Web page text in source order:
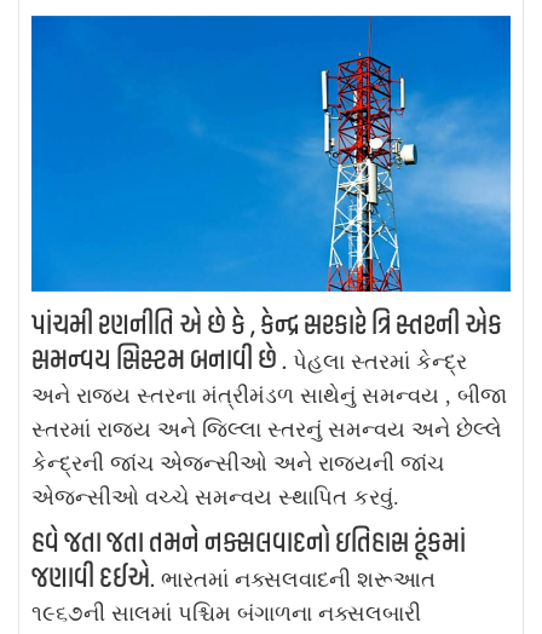
પાંચમી રણનીતિ એ છે કે , કેન્દ્ર સરકારે ત્રિ સ્તરની એક
સમન્વય સિસ્ટમ બનાવી છે . પેહલા સ્તરમાં કેન્દ્ર
અને રાજ્ય સ્તરના મંત્રીમંડળ સાથેનું સમન્વય , બીજા
સ્તરમાં રાજ્ય અને જિલ્લા સ્તરનું સમન્વય અને છેલ્લે
કેન્દ્રની જાંચ એજન્સીઓ અને રાજ્યની જાંચ
એજન્સીઓ વચ્ચે સમન્વય સ્થાપિત કરવું.
હવે જતા જતા તમને નક્સલવાદનો ઇતિહાસ ટૂંકમાં
જણાવી દઈએ. ભારતમાં નક્સલવાદની શરૂઆત
૧૯૬૭ની સાલમાં પશ્ચિમ બંગાળના નક્સલબારી